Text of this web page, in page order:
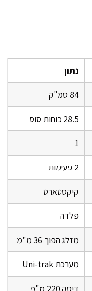
נתון
84 סמ"ק
28.5 כוחות סוס
1
2 פעימות
קיקסטארט
פלדה
מזלג הפוך 36 מ"מ
מערכת Uni-trak
דיסק 220 מ"מ